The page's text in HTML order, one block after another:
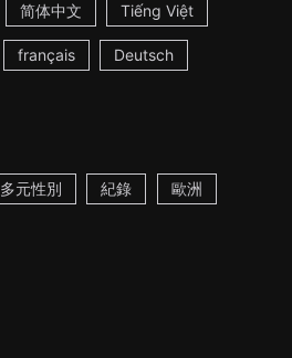
简体中文 Tiếng Việt
français Deutsch
多元性別 紀錄 歐洲